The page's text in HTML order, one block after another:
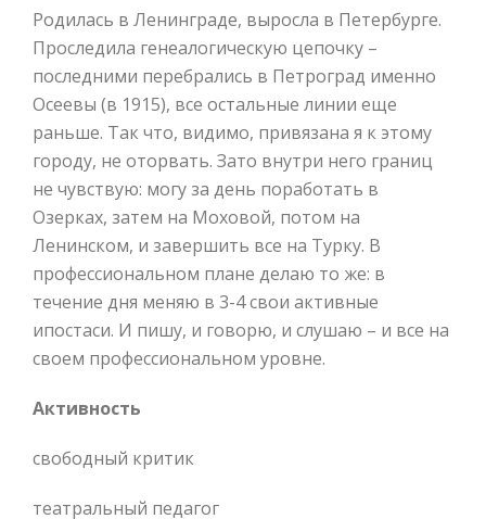
Родилась в Ленинграде, выросла в Петербурге.
Проследила генеалогическую цепочку –
последними перебрались в Петроград именно
Осеевы (в 1915), все остальные линии еще
раньше. Так что, видимо, привязана я к этому
городу, не оторвать. Зато внутри него границ
не чувствую: могу за день поработать в
Озерках, затем на Моховой, потом на
Ленинском, и завершить все на Турку. В
профессиональном плане делаю то же: в
течение дня меняю в 3-4 свои активные
ипостаси. И пишу, и говорю, и слушаю – и все на
своем профессиональном уровне.
Активность
свободный критик
театральный педагог